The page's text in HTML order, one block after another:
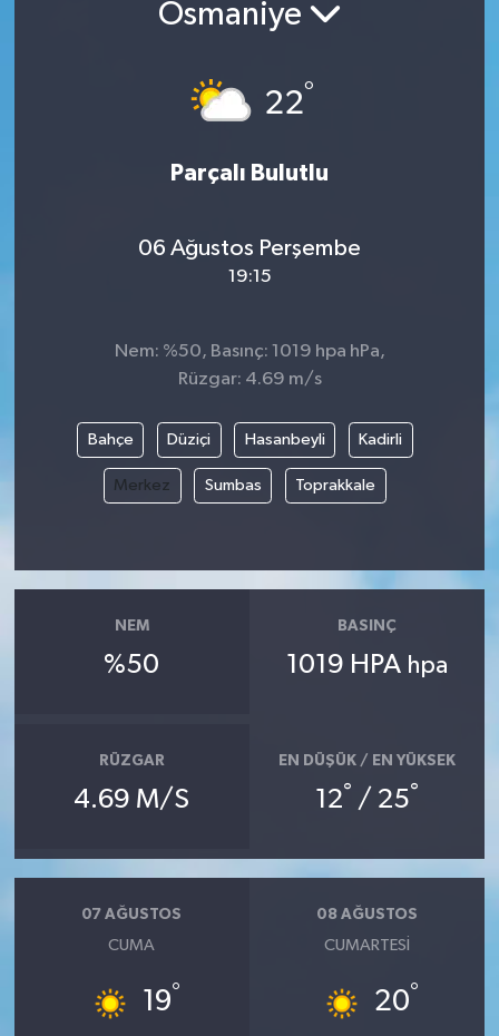
Osmaniye
22°
Parçalı Bulutlu
06 Ağustos Perşembe
19:15
Nem: %50, Basınç: 1019 hpa hPa,
Rüzgar: 4.69 m/s
Bahçe Düziçi Hasanbeyli Kadirli
Merkez Sumbas Toprakkale
NEM
%50
BASINÇ
1019 HPA hpa
RÜZGAR
4.69 M/S
EN DÜŞÜK / EN YÜKSEK
12° / 25°
07 AĞUSTOS
CUMA
19°
08 AĞUSTOS
CUMARTESI
20°
RÖPORTAJLAR
Yerel